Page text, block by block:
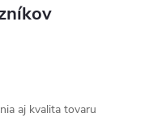
aj kvalita tovaru